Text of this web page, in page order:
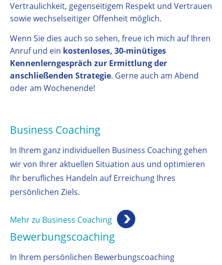
Vertraulichkeit, gegenseitigem Respekt und Vertrauen
sowie wechselseitiger Offenheit möglich.
Wenn Sie dies auch so sehen, freue ich mich auf Ihren
Anruf und ein kostenloses, 30-minütiges
Kennenlerngespräch zur Ermittlung der
anschließenden Strategie. Gerne auch am Abend
oder am Wochenende!
Business Coaching
In Ihrem ganz individuellen Business Coaching gehen
wir von Ihrer aktuellen Situation aus und optimieren
Ihr berufliches Handeln auf Erreichung Ihres
persönlichen Ziels.
Mehr zu Business Coaching
Bewerbungscoaching
In Ihrem persönlichen Bewerbungscoaching